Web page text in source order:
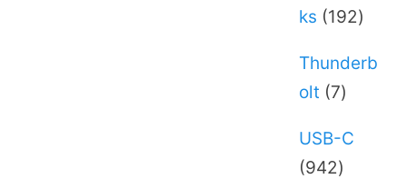
ks
192192
Thunderb
olt
77
USB-C
942942